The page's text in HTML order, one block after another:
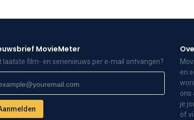
MovieMeter
laatste film- en serienieuws per e-mail ontvangen?
en
ons
je
of